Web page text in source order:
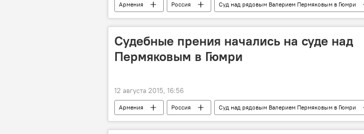
Армения Россия
Суд над рядовым Валерием Пермяковым в Гюмри
Приговор Пермякову. Как это было?
Судебные прения начались на суде над
Пермяковым в Гюмри
12 августа 2015, 16:56
Армения Россия Суд над рядовым Валерием Пермяковым в Гюмри